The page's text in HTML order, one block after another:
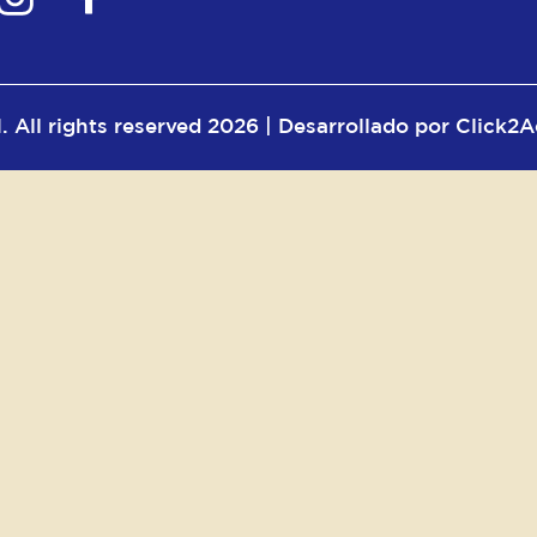
All rights reserved 2026 | Desarrollado por